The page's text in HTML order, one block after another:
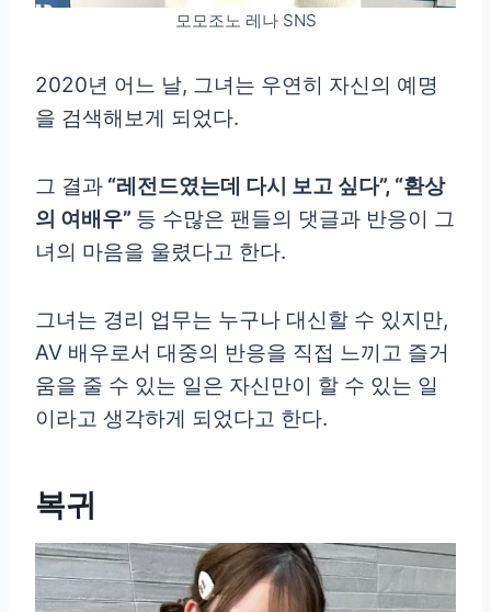
모모조노 레나 SNS
2020년 어느 날, 그녀는 우연히 자신의 예명
을 검색해보게 되었다.
그 결과 “레전드였는데 다시 보고 싶다”, “환상
의 여배우” 등 수많은 팬들의 댓글과 반응이 그
녀의 마음을 울렸다고 한다.
그녀는 경리 업무는 누구나 대신할 수 있지만,
AV 배우로서 대중의 반응을 직접 느끼고 즐거
움을 줄 수 있는 일은 자신만이 할 수 있는 일
이라고 생각하게 되었다고 한다.
복귀